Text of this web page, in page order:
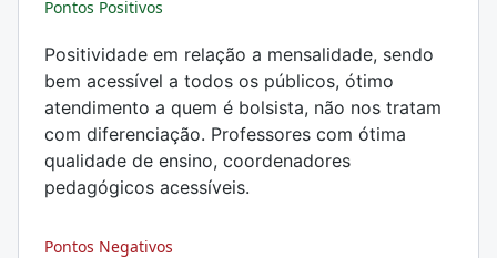
Pontos Positivos
Positividade em relação a mensalidade, sendo
bem acessível a todos os públicos, ótimo
atendimento a quem é bolsista, não nos tratam
com diferenciação. Professores com ótima
qualidade de ensino, coordenadores
pedagógicos acessíveis.
Pontos Negativos